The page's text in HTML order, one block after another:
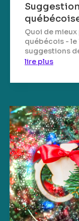
Quoi de
québécois - le
suggestions
lire plus